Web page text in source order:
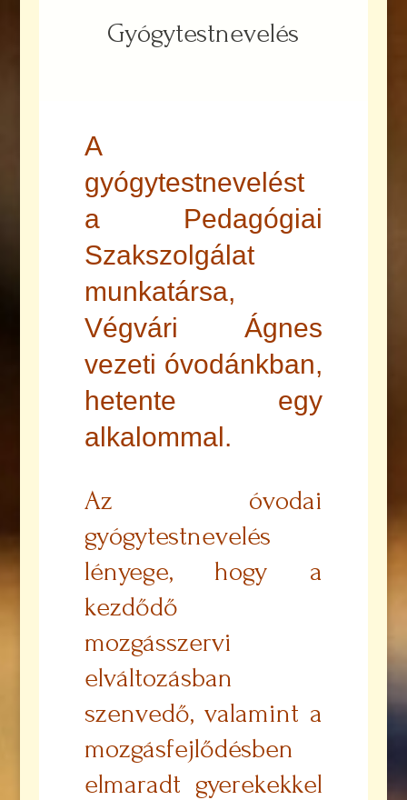
Gyógytestnevelés
A
gyógytestnevelést
a Pedagógiai
Szakszolgálat
munkatársa,
Végvári Ágnes
vezeti óvodánkban,
hetente egy
alkalommal.
Az óvodai
gyógytestnevelés
lényege, hogy a
kezdődő
mozgásszervi
elváltozásban
szenvedő, valamint a
mozgásfejlődésben
elmaradt gyerekekkel